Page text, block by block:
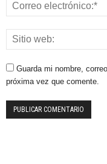
Guarda mi nombre,
próxima vez que comente.